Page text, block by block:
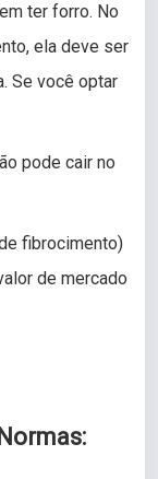
ter forro. No
ela deve ser
Se você optar
pode cair no
fibrocimento)
de mercado